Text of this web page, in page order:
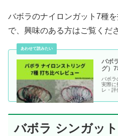
バボラのナイロンガット7種
で、興味のある方はご覧くだ
バボ
グ）
バボラ
実際に
レ・評
バボラ シンガッ